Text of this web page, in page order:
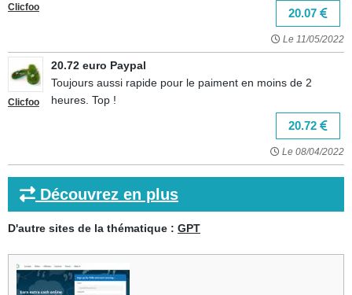
Clicfoo 20.07
Le 11/05/2022
Clicfoo
20.72 euro Paypal
Toujours aussi rapide pour le paiment en moins de 2
heures. Top !
20.72
Le 08/04/2022
Découvrez en plus
D'autre sites de la thématique : GPT